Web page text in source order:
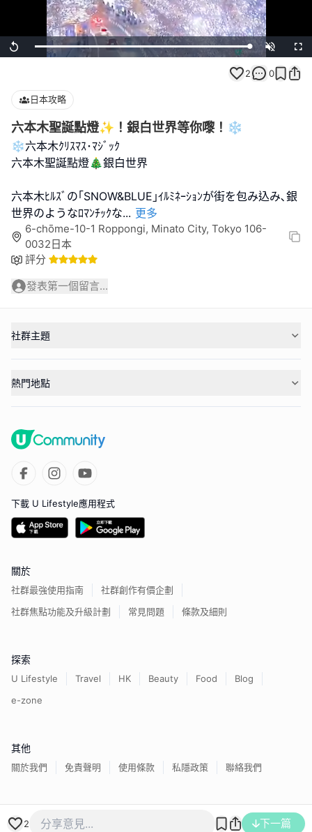
Replay Loaded:
100.00%
Unmute
2 0
日本攻略
六本木聖誕點燈✨！銀白世界等你嚟！❄️
❄️六本木ｸﾘｽﾏｽ･ﾏｼﾞｯｸ
六本木聖誕點燈🎄銀白世界
六本木ﾋﾙｽﾞの｢SNOW&BLUE｣ｲﾙﾐﾈｰｼｮﾝが街を包み込み､銀
世界のようなﾛﾏﾝﾁｯｸな... 更多
6-chōme-10-1 Roppongi, Minato City, Tokyo 106-
0032日本
評分
發表第一個留言...
2 下一篇
社群主題
熱門地點
下載 U Lifestyle應用程式
關於
社群最強使用指南
社群創作有價企劃
社群焦點功能及升級計劃
常見問題 條款及細則
探索
U Lifestyle Travel HK Beauty Food
Blog
e-zone
其他
關於我們 免責聲明 使用條款 私隱政策 聯絡我們
香港經濟日報版權所有©